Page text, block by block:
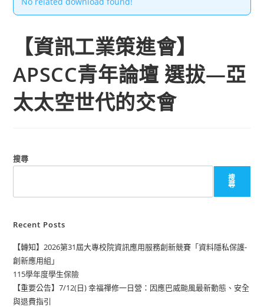
【資訊工業策進會】
APSCC青年論壇 選拔—亞
太太空世代的交會
搜尋
搜
尋
Recent Posts
【轉知】2026第31屆大專校院資訊應用服務創新競賽「資料隱私保護-
創新應用組」
115學年度學生保險
【重要公告】7/12(日) 幸福禪修一日營：因應巴威颱風最新動態、安全
與退費指引